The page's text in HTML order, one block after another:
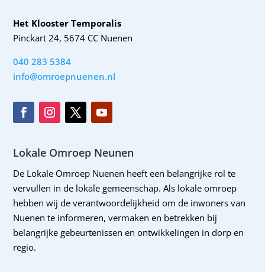
Het Klooster Temporalis
Pinckart 24, 5674 CC Nuenen
040 283 5384
info@omroepnuenen.nl
Lokale Omroep Neunen
De Lokale Omroep Nuenen heeft een belangrijke rol te
vervullen in de lokale gemeenschap. Als lokale omroep
hebben wij de verantwoordelijkheid om de inwoners van
Nuenen te informeren, vermaken en betrekken bij
belangrijke gebeurtenissen en ontwikkelingen in dorp en
regio.